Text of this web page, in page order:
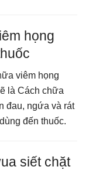
họng
viêm họng
là Cách chữa
đau, ngứa và rát
đến thuốc.
siết chặt